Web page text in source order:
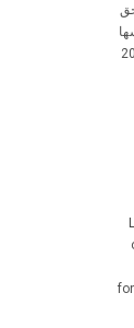
بالحق